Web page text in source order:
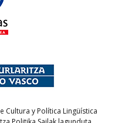
Cultura y Política Lingüística